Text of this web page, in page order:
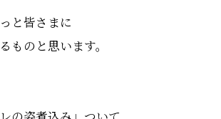
と皆さまに
ものと思います。